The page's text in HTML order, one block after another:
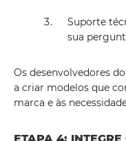
Suporte
sua
Os desenvolvedores
a criar modelos que
marca e às